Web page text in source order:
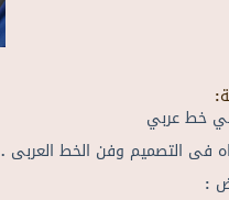
خط عربي
فى التصميم وفن الخط العربى .
: